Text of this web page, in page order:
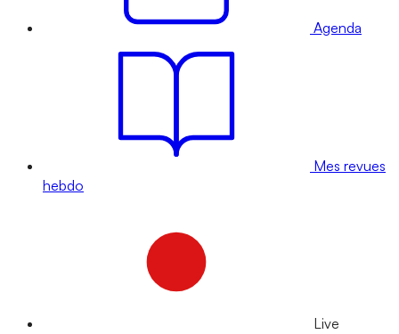
Agenda
Mes revues
hebdo
Live